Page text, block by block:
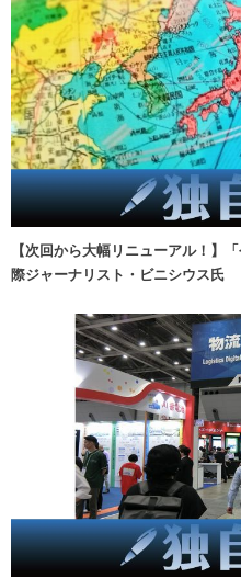
【次回から大幅リニューアル！
際ジャーナリスト・ビニシウス氏